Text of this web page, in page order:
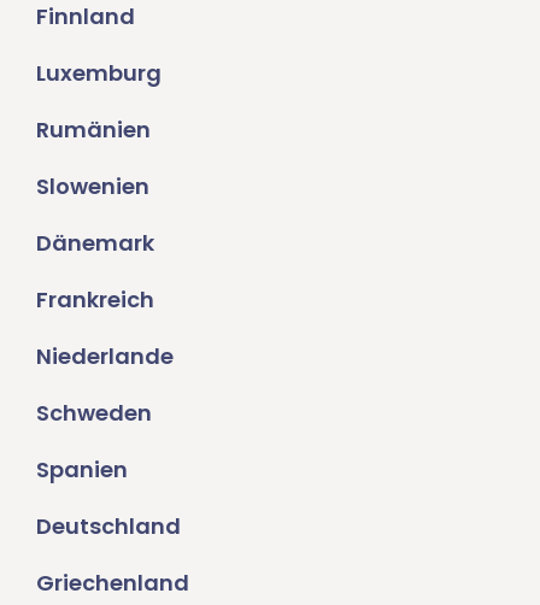
Finnland
Luxemburg
Rumänien
Slowenien
Dänemark
Frankreich
Niederlande
Schweden
Spanien
Deutschland
Griechenland